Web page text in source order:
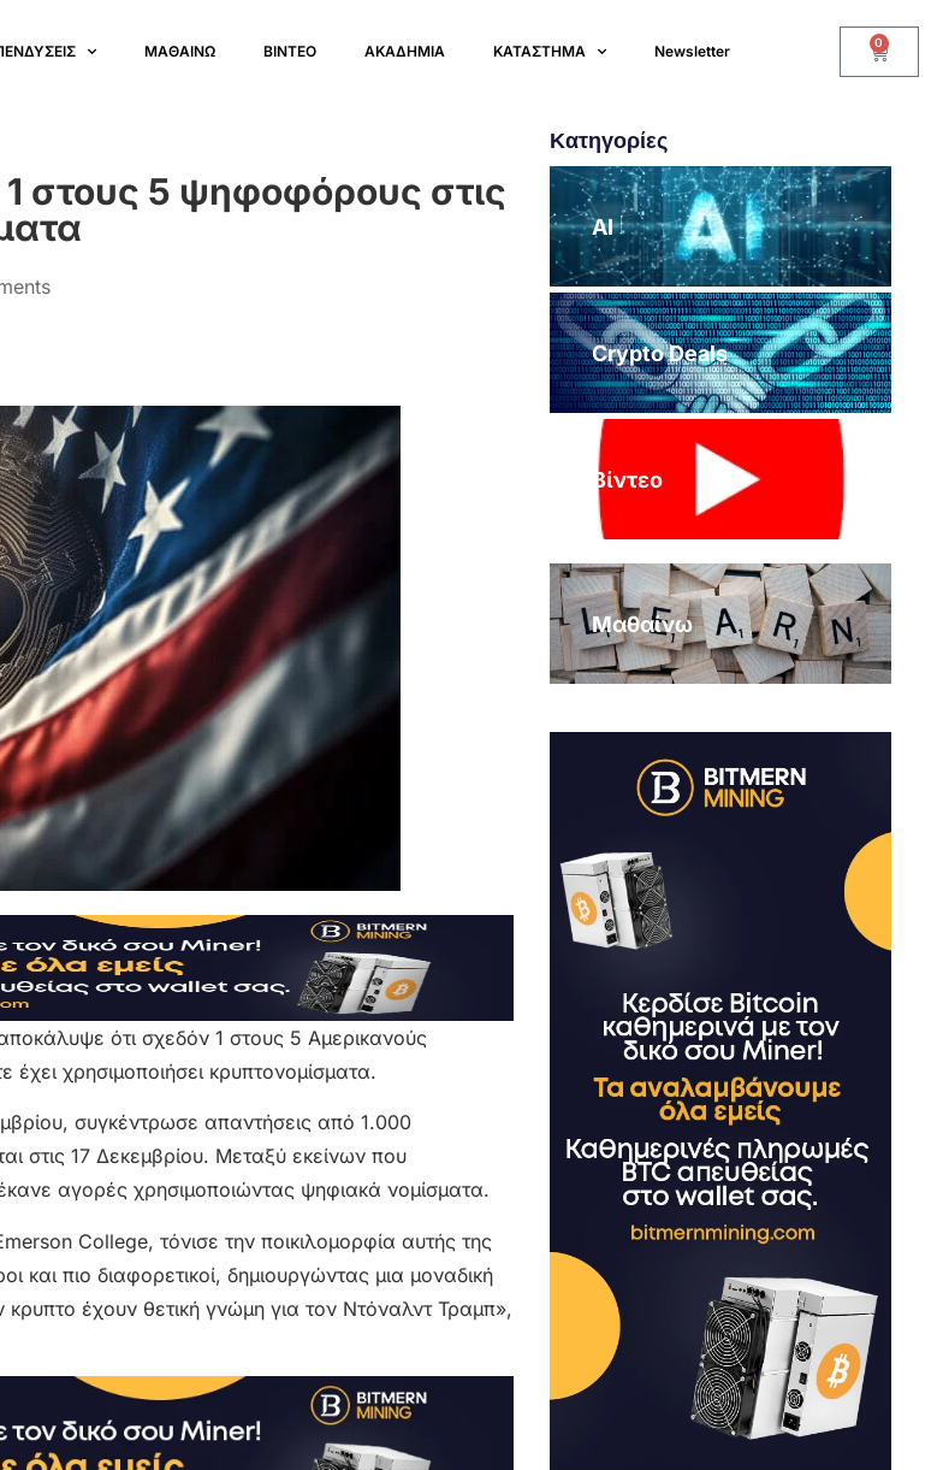
ΜΑΘΑΙΝΩ ΒΙΝΤΕΟ ΑΚΑΔΗΜΙΑ ΚΑΤΑΣΤΗΜΑ Newsletter 0
στους 5 ψηφοφόρους στις
ότι σχεδόν 1 στους 5 Αμερικανούς
χρησιμοποιήσει κρυπτονομίσματα.
συγκέντρωσε απαντήσεις από 1.000
στις 17 Δεκεμβρίου. Μεταξύ εκείνων που
αγορές χρησιμοποιώντας ψηφιακά νομίσματα.
College, τόνισε την ποικιλομορφία αυτής της
πιο διαφορετικοί, δημιουργώντας μια μοναδική
έχουν θετική γνώμη για τον Ντόναλντ Τραμπ»,
Κατηγορίες
AI
Crypto Deals
Βίντεο
Μαθαίνω